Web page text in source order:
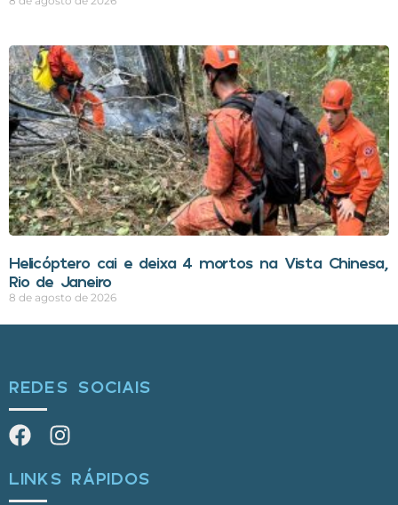
Helicóptero cai e deixa 4 mortos na Vista Chinesa,
Rio de Janeiro
8 de agosto de 2026
REDES SOCIAIS
LINKS RÁPIDOS